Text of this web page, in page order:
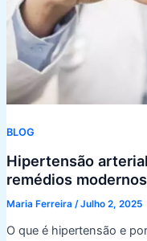
BLOG
Hipertensão
remédios modernos
Maria Ferreira /Julho 2, 2025
O que é hipertensão e